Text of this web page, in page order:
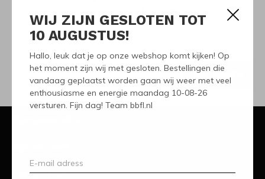
WIJ ZIJN GESLOTEN TOT
10 AUGUSTUS!
Hallo, leuk dat je op onze webshop komt kijken! Op
het moment zijn wij met gesloten. Bestellingen die
vandaag geplaatst worden gaan wij weer met veel
enthousiasme en energie maandag 10-08-26
versturen. Fijn dag! Team bbfl.nl
nieuwsbrief
Ontvang de nieuwste aanbiedingen en promoties
ABONNEER
Categorieën